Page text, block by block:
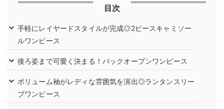
目次
手軽にレイヤードスタイルが完成◎2ピースキャミソー
ルワンピース
後ろ姿まで可愛く決まる！バックオープンワンピース
ボリューム袖がレディな雰囲気を演出◎ランタンスリー
ブワンピース